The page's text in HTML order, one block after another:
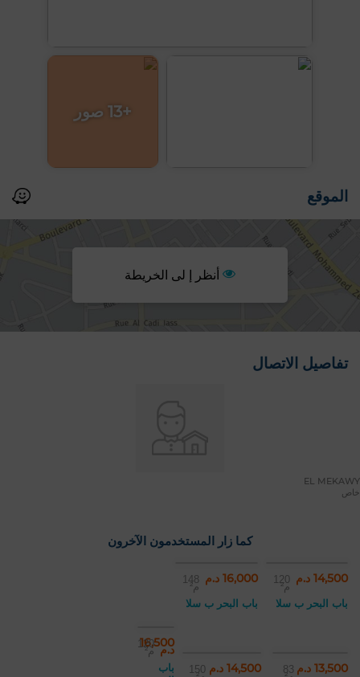
+13 صور
الموقع
أنظر إ لى الخريطة
تفاصيل الاتصال
EL MEKAWY
خاص
كما زار المستخدمون الآخرون
14,500 د.م 120
م²
باب البحر ب سلا
16,000 د.م 148
م²
باب البحر ب سلا
13,500 د.م 83 14,500 د.م 150
16,500
د.م 120
م²
باب